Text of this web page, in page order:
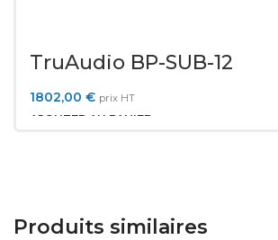
TruAudio BP-SUB-12
1802,00€ prix HT
AJOUTER AU PANIER
Produits similaires